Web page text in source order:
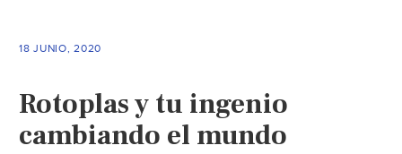
18 JUNIO, 2020
Rotoplas y tu ingenio
cambiando el mundo